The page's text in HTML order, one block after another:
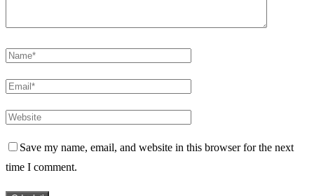
Save my name, email, and website in this browser for the next
time I comment.